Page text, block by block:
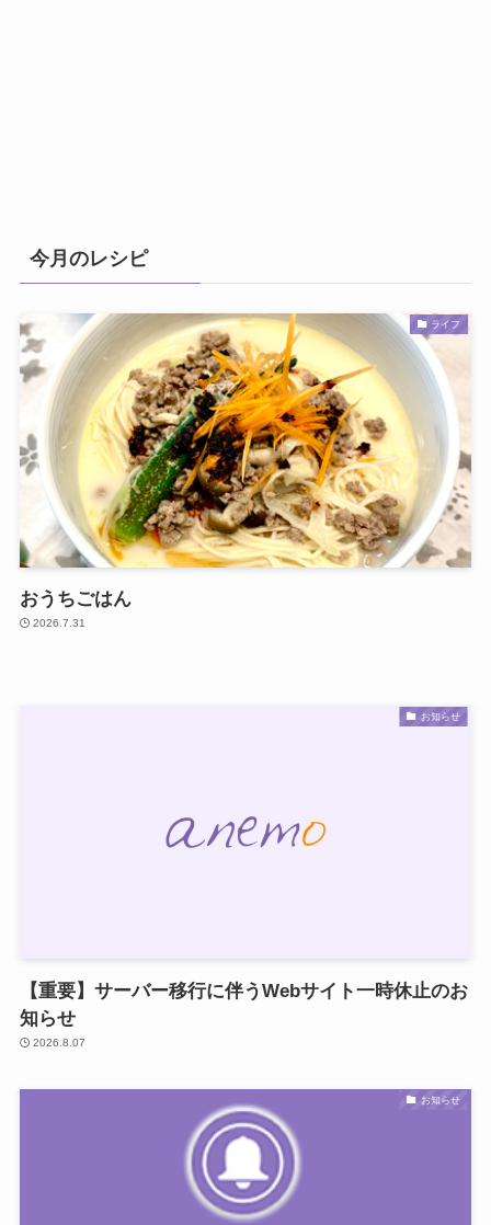
今月のレシピ
ライフ
おうちごはん
2026.7.31
お知らせ
【重要】サーバー移行に伴うWebサイト一時休止のお
知らせ
2026.8.07
お知らせ